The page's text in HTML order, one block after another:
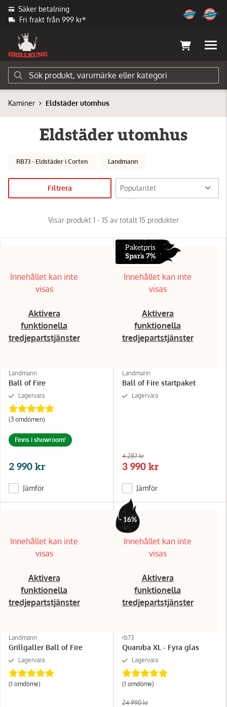
Säker betalning
Fri frakt från 999 kr*
Kaminer Eldstäder utomhus
Eldstäder utomhus
RB73 - Eldstäder i Corten Landmann
Filtrera
Visar produkt 1 - 15 av totalt 15 produkter
Innehållet kan inte
visas
Aktivera
funktionella
tredjepartstjänster
Landmann
Ball of Fire
Lagervara
(3 omdömen)
Finns i showroom!
2 990 kr
Jämför
Paketpris
Spara 7%
Innehållet kan inte
visas
Aktivera
funktionella
tredjepartstjänster
Landmann
Ball of Fire startpaket
Lagervara
4 287 kr
3 990 kr
Jämför
Innehållet kan inte
visas
Aktivera
funktionella
tredjepartstjänster
Landmann
Grillgaller Ball of Fire
Lagervara
(1 omdöme)
- 16%
Innehållet kan inte
visas
Aktivera
funktionella
tredjepartstjänster
rb73
Quaruba XL - Fyra glas
Lagervara
(1 omdöme)
24 990 kr